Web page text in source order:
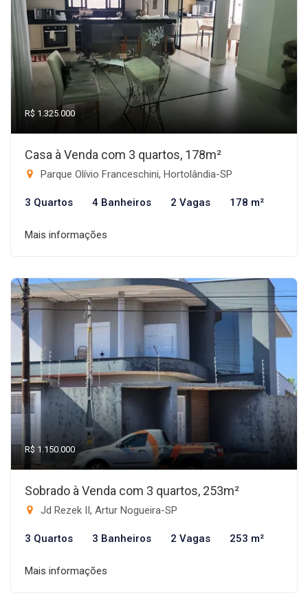
R$ 1.325.000
Casa à Venda com 3 quartos, 178m²
Parque Olívio Franceschini, Hortolândia-SP
3 Quartos 4 Banheiros 2 Vagas 178 m²
Mais informações
R$ 1.150.000
Sobrado à Venda com 3 quartos, 253m²
Jd Rezek II, Artur Nogueira-SP
3 Quartos 3 Banheiros 2 Vagas 253 m²
Mais informações